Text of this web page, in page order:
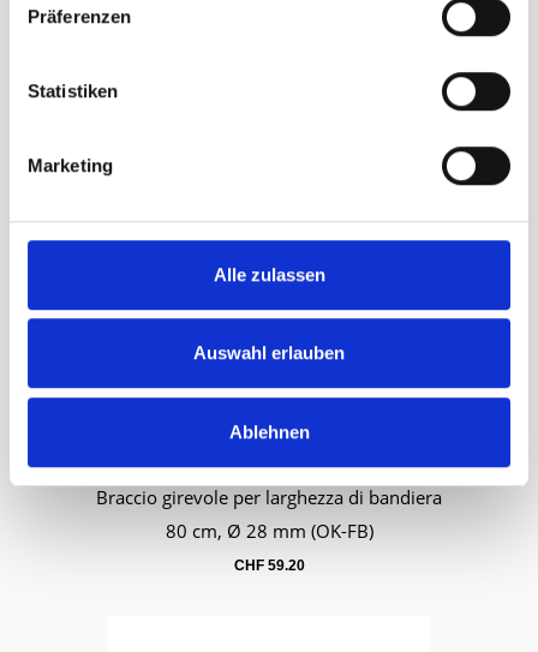
Präferenzen
Statistiken
Marketing
Alle zulassen
Auswahl erlauben
Ablehnen
Braccio girevole per larghezza di bandiera
Carrello
Braccio girevole per larghezza di bandiera
80 cm, Ø 28 mm (OK-FB)
CHF59.20